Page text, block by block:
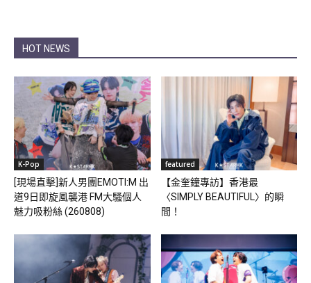
HOT NEWS
K-Pop
[現場直擊]新人男團EMOTI:M 出
道9日即旋風襲港 FM大騷個人
魅力吸粉絲 (260808)
featured
【金奎鐘專訪】香港最
〈SIMPLY BEAUTIFUL〉的瞬
間！